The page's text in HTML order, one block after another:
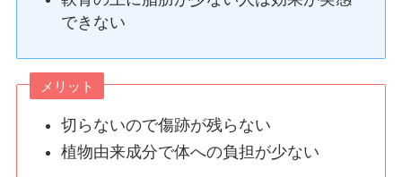
できない
メリット
切らないので傷跡が残らない
植物由来成分で体への負担が少ない